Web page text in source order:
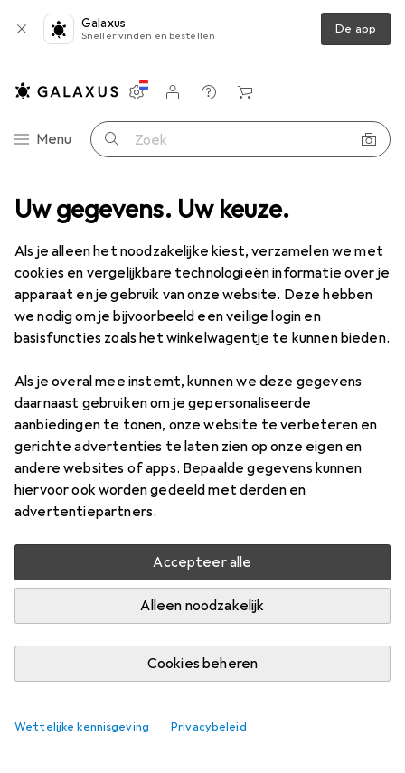
Uw gegevens. Uw keuze.
Als je alleen het noodzakelijke kiest, verzamelen we met
cookies en vergelijkbare technologieën informatie over je
apparaat en je gebruik van onze website. Deze hebben
we nodig om je bijvoorbeeld een veilige login en
basisfuncties zoals het winkelwagentje te kunnen bieden.
Als je overal mee instemt, kunnen we deze gegevens
daarnaast gebruiken om je gepersonaliseerde
aanbiedingen te tonen, onze website te verbeteren en
gerichte advertenties te laten zien op onze eigen en
andere websites of apps. Bepaalde gegevens kunnen
hiervoor ook worden gedeeld met derden en
advertentiepartners.
Accepteer alle
Alleen noodzakelijk
Cookies beheren
Wettelijke kennisgeving Privacybeleid
Galaxus
Sneller vinden en bestellen De app
Categorie navigatie
Menu Zoek op
Instellingen
Klantenaccount
Produktvergelijking
Verlanglijstje
Winkelmandje
Erotiek Condooms + gels
Smeermiddelen
ProductenForum